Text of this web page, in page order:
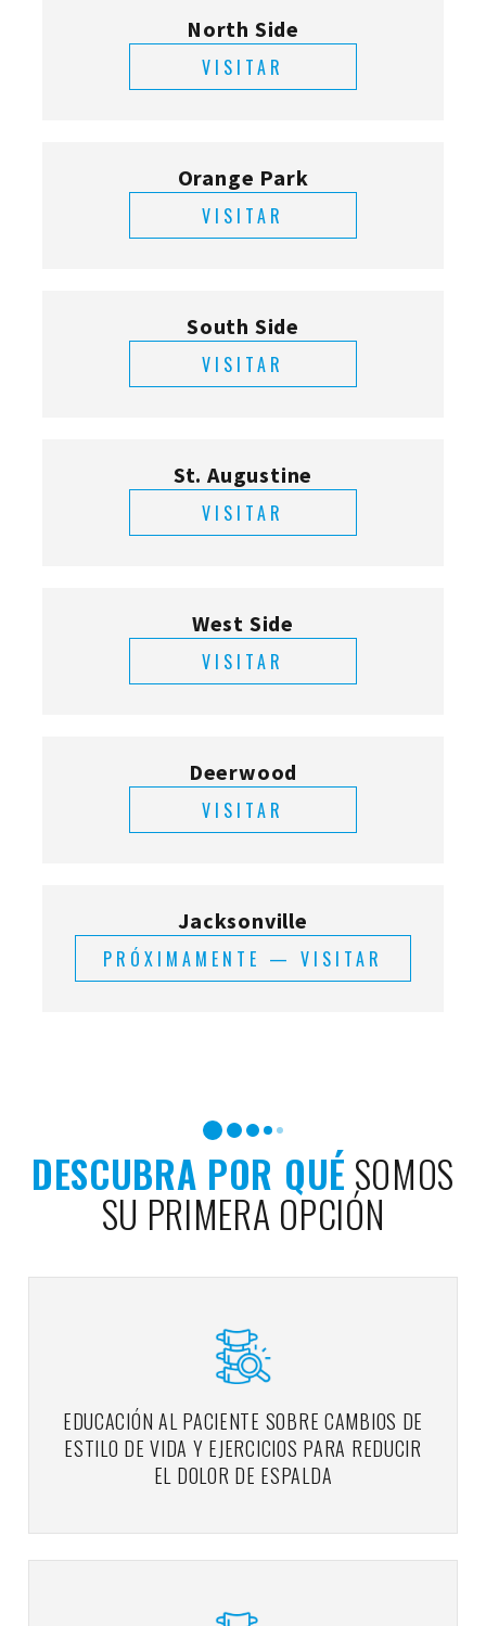
North Side
VISITAR
Orange Park
VISITAR
South Side
VISITAR
St. Augustine
VISITAR
West Side
VISITAR
Deerwood
VISITAR
Jacksonville
PRÓXIMAMENTE — VISITAR
DESCUBRA POR QUÉ SOMOS
SU PRIMERA OPCIÓN
EDUCACIÓN AL PACIENTE SOBRE CAMBIOS DE
ESTILO DE VIDA Y EJERCICIOS PARA REDUCIR
EL DOLOR DE ESPALDA